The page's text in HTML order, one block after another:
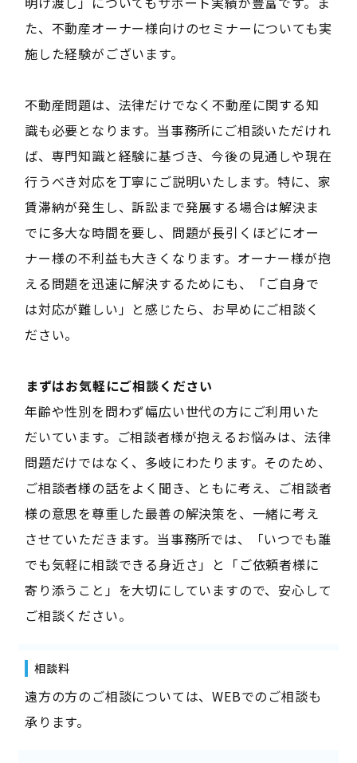
た、不動産オーナー様向けのセミナーについても実
施した経験がございます。
不動産問題は、法律だけでなく不動産に関する知
識も必要となります。当事務所にご相談いただけれ
ば、専門知識と経験に基づき、今後の見通しや現在
行うべき対応を丁寧にご説明いたします。特に、家
賃滞納が発生し、訴訟まで発展する場合は解決ま
でに多大な時間を要し、問題が長引くほどにオー
ナー様の不利益も大きくなります。オーナー様が抱
える問題を迅速に解決するためにも、「ご自身で
は対応が難しい」と感じたら、お早めにご相談く
ださい。
――まずはお気軽にご相談ください――
年齢や性別を問わず幅広い世代の方にご利用いた
だいています。ご相談者様が抱えるお悩みは、法律
問題だけではなく、多岐にわたります。そのため、
ご相談者様の話をよく聞き、ともに考え、ご相談者
様の意思を尊重した最善の解決策を、一緒に考え
させていただきます。当事務所では、「いつでも誰
でも気軽に相談できる身近さ」と「ご依頼者様に
寄り添うこと」を大切にしていますので、安心して
ご相談ください。
相談料
遠方の方のご相談については、WEBでのご相談も
承ります。